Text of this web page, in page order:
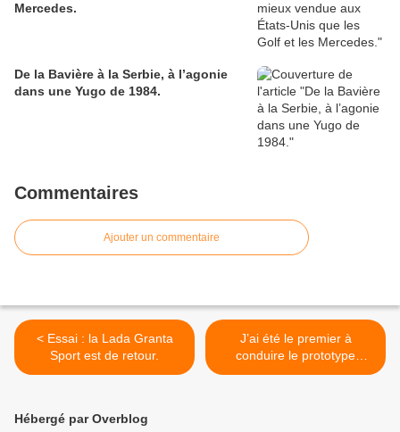
Mercedes.
De la Bavière à la Serbie, à l’agonie
dans une Yugo de 1984.
Commentaires
Ajouter un commentaire
< Essai : la Lada Granta
Sport est de retour.
J’ai été le premier à
conduire le prototype
restauré de Zukoberliet. >
Hébergé par Overblog